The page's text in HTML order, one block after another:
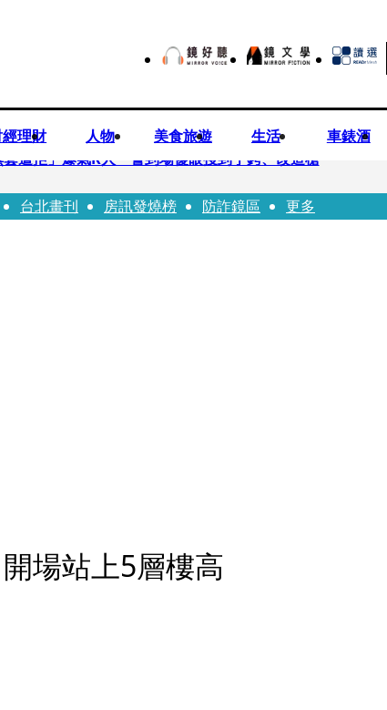
理財 人物 美食旅遊 生活 車錶酒
套遭拒」爆氣K人 警到場傻眼搜到手銬、改造槍
〉一響全場尖叫「I Love You Taipei」
台北畫刊 房訊發燒榜 防詐鏡區 更多
場站上5層樓高